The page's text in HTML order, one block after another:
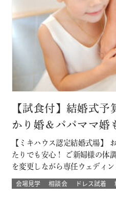
【試食付】結婚式
かり婚＆パパママ婚
【ミキハウス認定結婚式場】
たりでも安心！ ご新婦様の体
を変更しながら専任ウェディ
ート 授かり婚のカップルもパ
分をすべて解消 必要なベビー
会場見学 相談会 ドレス試着